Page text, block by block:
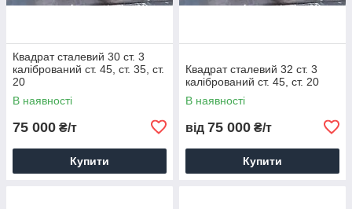
Квадрат сталевий 30 ст. 3
калібрований ст. 45, ст. 35, ст.
20
В наявності
75 000 ₴/т
Купити
Квадрат сталевий 32 ст. 3
калібрований ст. 45, ст. 20
В наявності
від 75 000 ₴/т
Купити